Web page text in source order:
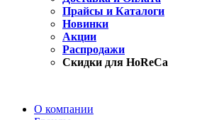
Прайсы и Каталоги
Новинки
Акции
Распродажи
Скидки для HoReCa
О компании